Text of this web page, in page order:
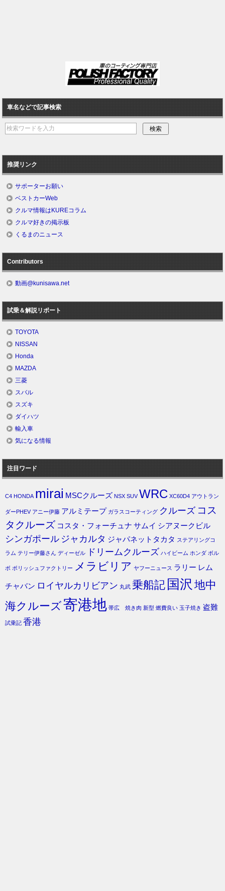
車名などで記事検索
推奨リンク
サポーターお願い
ベストカーWeb
クルマ情報はKUREコラム
クルマ好きの掲示板
くるまのニュース
Contributors
動画@kunisawa.net
試乗＆解説リポート
TOYOTA
NISSAN
Honda
MAZDA
三菱
スバル
スズキ
ダイハツ
輸入車
気になる情報
注目ワード
C4 HONDA mirai MSCクルーズ NSX SUV WRC XC60D4 アウトラン
ダーPHEV アニー伊藤 アルミテープ ガラスコーティング クルーズ コス
タクルーズ コスタ・フォーチュナ サムイ シアヌークビル
シンガポール ジャカルタ ジャパネットタカタ ステアリングコ
ラム テリー伊藤さん ディーゼル ドリームクルーズ ハイビーム ホンダ ボル
ボ ポリッシュファクトリー メラビリア ヤフーニュース ラリー レム
チャバン ロイヤルカリビアン 丸武 乗船記 国沢 地中
海クルーズ寄港地 帯広 焼き肉 新型 燃費良い 玉子焼き 盗難
試乗記 香港